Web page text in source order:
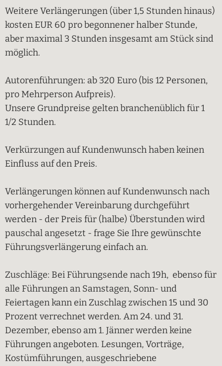
Weitere Verlängerungen (über 1,5 Stunden hinaus)
kosten EUR 60 pro begonnener halber Stunde,
aber maximal 3 Stunden insgesamt am Stück sind
möglich.
Autorenführungen: ab 320 Euro (bis 12 Personen,
pro Mehrperson Aufpreis).
Unsere Grundpreise gelten branchenüblich für 1
1/2 Stunden.
Verkürzungen auf Kundenwunsch haben keinen
Einfluss auf den Preis.
Verlängerungen können auf Kundenwunsch nach
vorhergehender Vereinbarung durchgeführt
werden - der Preis für (halbe) Überstunden wird
pauschal angesetzt - frage Sie Ihre gewünschte
Führungsverlängerung einfach an.
Zuschläge: Bei Führungsende nach 19h, ebenso für
alle Führungen an Samstagen, Sonn- und
Feiertagen kann ein Zuschlag zwischen 15 und 30
Prozent verrechnet werden. Am 24. und 31.
Dezember, ebenso am 1. Jänner werden keine
Führungen angeboten. Lesungen, Vorträge,
Kostümführungen, ausgeschriebene